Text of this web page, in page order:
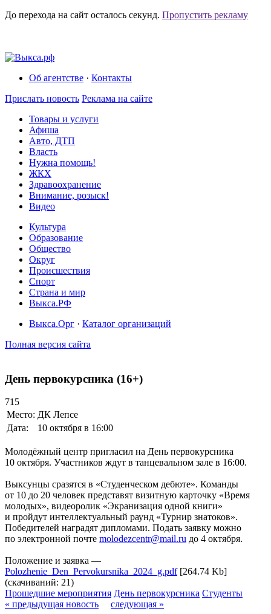
До перехода на сайт осталось секунд. Пропустить рекламу
Об агентстве · Контакты
Прислать новость Реклама на сайте
Товары и услуги
Афиша
Авто, ДТП
Власть
Нужна помощь!
ЖКХ
Здравоохранение
Внимание, розыск!
Видео
Культура
Образование
Общество
Округ
Происшествия
Спорт
Страна и мир
Выкса.РФ
Выкса.Орг · Каталог организаций
Полная версия сайта
День первокурсника (16+)
715
Место: ДК Лепсе
Дата:
10 октября в 16:00
Молодёжный центр пригласил на День первокурсника
10 октября. Участников ждут в танцевальном зале в 16:00.
Выксунцы сразятся в «Студенческом дебюте». Команды
от 10 до 20 человек представят визитную карточку «Время
молодых», видеоролик «Экранизация одной книги»
и пройдут интеллектуальный раунд «Турнир знатоков».
Победителей наградят дипломами. Подать заявку можно
по электронной почте molodezcentr@mail.ru до 4 октября.
Положение и заявка —
Polozhenie_Den_Pervokursnika_2024_g.pdf[264.74 Kb]
(cкачиваний: 21)
Прошедшие мероприятия День первокурсника Студенты
« предыдущая новость
следующая »